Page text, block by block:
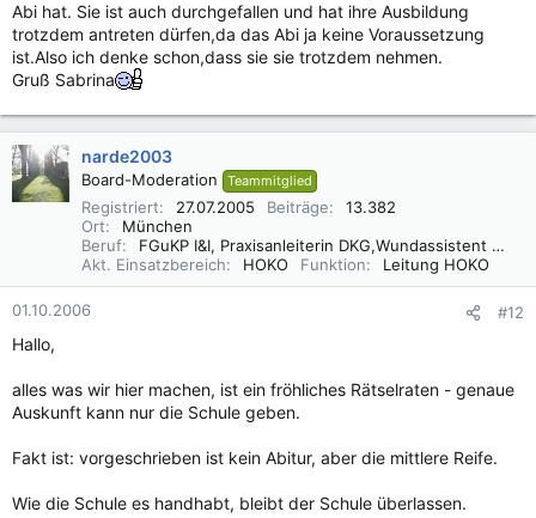
Abi hat. Sie ist auch durchgefallen und hat ihre Ausbildung
trotzdem antreten dürfen,da das Abi ja keine Voraussetzung
ist.Also ich denke schon,dass sie sie trotzdem nehmen.
Gruß Sabrina
narde2003
Board-Moderation Teammitglied
Registriert 27.07.2005 Beiträge
13.382
Ort
München
Beruf
FGuKP I&I, Praxisanleiterin DKG,Wundassistent WaCert DGfW, Rettungsassistentin, Diätassistentin
Akt. Einsatzbereich
HOKO Funktion Leitung HOKO
01.10.2006 #12
Hallo,
alles was wir hier machen, ist ein fröhliches Rätselraten - genaue
Auskunft kann nur die Schule geben.
Fakt ist: vorgeschrieben ist kein Abitur, aber die mittlere Reife.
Wie die Schule es handhabt, bleibt der Schule überlassen.